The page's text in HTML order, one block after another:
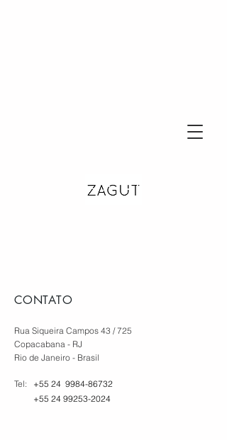
CONTATO
Rua Siqueira Campos 43 / 725
Copacabana - RJ
Rio de Janeiro - Brasil
Tel: +55 24 9984-86732
+55 24 99253-2024